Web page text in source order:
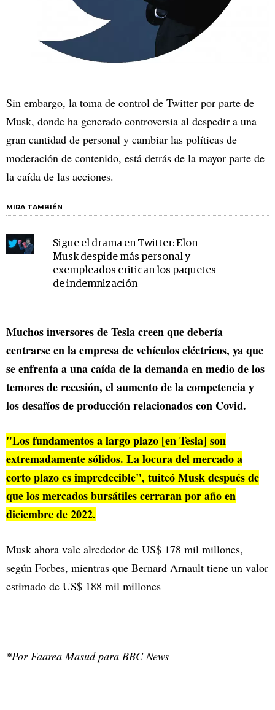
Sin embargo, la toma de control de Twitter por parte de
Musk, donde ha generado controversia al despedir a una
gran cantidad de personal y cambiar las políticas de
moderación de contenido, está detrás de la mayor parte de
la caída de las acciones.
MIRA TAMBIÉN
Sigue el drama en Twitter: Elon
Musk despide más personal y
exempleados critican los paquetes
de indemnización
Muchos inversores de Tesla creen que debería
centrarse en la empresa de vehículos eléctricos, ya que
se enfrenta a una caída de la demanda en medio de los
temores de recesión, el aumento de la competencia y
los desafíos de producción relacionados con Covid.
"Los fundamentos a largo plazo [en Tesla] son
extremadamente sólidos. La locura del mercado a
corto plazo es impredecible", tuiteó Musk después de
que los mercados bursátiles cerraran por año en
diciembre de 2022.
Musk ahora vale alrededor de US$ 178 mil millones,
según Forbes, mientras que Bernard Arnault tiene un valor
estimado de US$ 188 mil millones
*Por Faarea Masud para BBC News